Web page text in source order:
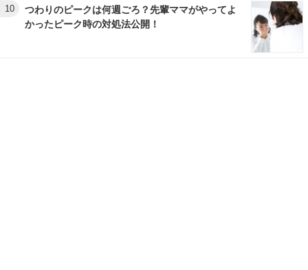
10
つわりのピークは何週ごろ？先輩ママがやってよ
かったピーク時の対処法公開！